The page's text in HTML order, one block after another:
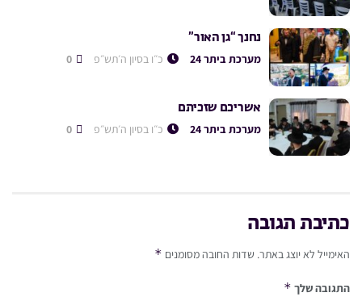
נחנך “גן האור”
מערכת ביתר 24 כ״ו בסיון ה׳תש״פ
אשריכם שזכיתם
מערכת ביתר 24 כ״ו בסיון ה׳תש״פ
כתיבת תגובה
האימייל לא יוצג באתר. שדות החובה מסומנים *
התגובה שלך *